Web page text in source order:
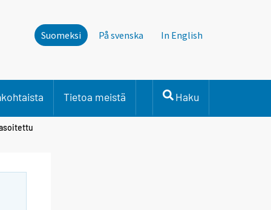
Suomeksi På svenska In English
Tietoa meistä Haku